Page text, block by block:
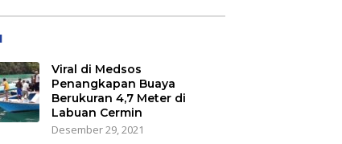
Viral di Medsos
Penangkapan Buaya
Berukuran 4,7 Meter di
Labuan Cermin
Desember 29, 2021